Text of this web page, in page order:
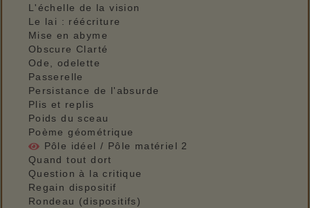
L'échelle de la vision
Le lai : réécriture
Mise en abyme
Obscure Clarté
Ode, odelette
Passerelle
Persistance de l'absurde
Plis et replis
Poids du sceau
Poème géométrique
Pôle idéel / Pôle matériel 2
Quand tout dort
Question à la critique
Regain dispositif
Rondeau (dispositifs)